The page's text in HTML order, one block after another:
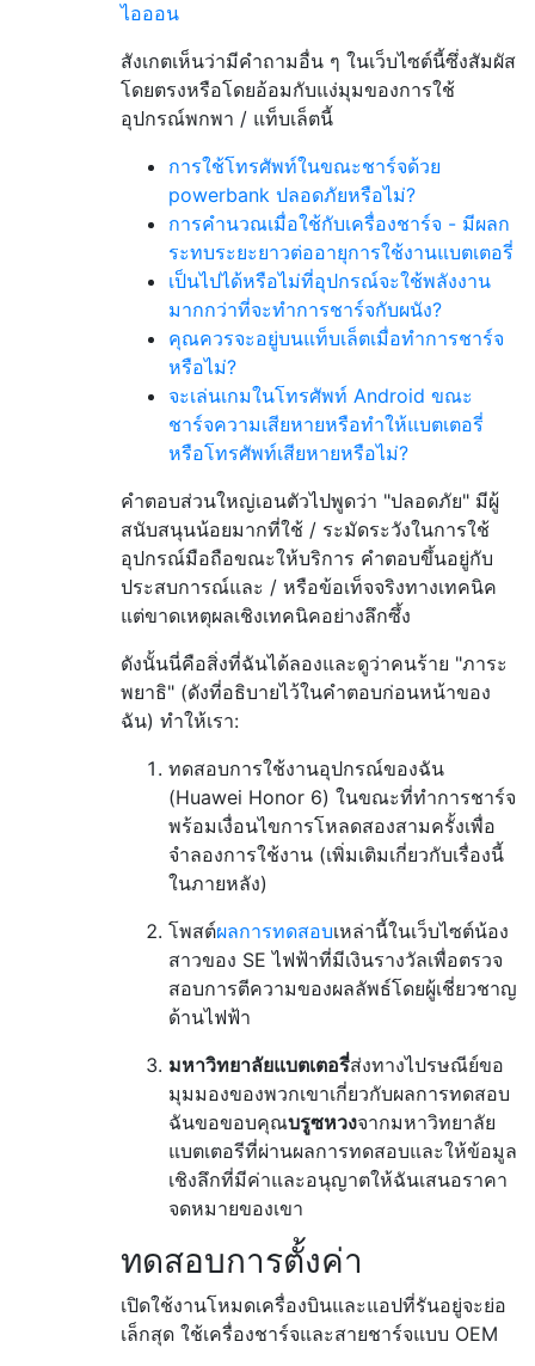
ไอออน
สังเกตเห็นว่ามีคำถามอื่น ๆ ในเว็บไซต์นี้ซึ่งสัมผัส
โดยตรงหรือโดยอ้อมกับแง่มุมของการใช้
อุปกรณ์พกพา / แท็บเล็ตนี้
การใช้โทรศัพท์ในขณะชาร์จด้วย
powerbank ปลอดภัยหรือไม่?
การคำนวณเมื่อใช้กับเครื่องชาร์จ - มีผลก
ระทบระยะยาวต่ออายุการใช้งานแบตเตอรี่
เป็นไปได้หรือไม่ที่อุปกรณ์จะใช้พลังงาน
มากกว่าที่จะทำการชาร์จกับผนัง?
คุณควรจะอยู่บนแท็บเล็ตเมื่อทำการชาร์จ
หรือไม่?
จะเล่นเกมในโทรศัพท์ Android ขณะ
ชาร์จความเสียหายหรือทำให้แบตเตอรี่
หรือโทรศัพท์เสียหายหรือไม่?
คำตอบส่วนใหญ่เอนตัวไปพูดว่า "ปลอดภัย" มีผู้
สนับสนุนน้อยมากที่ใช้ / ระมัดระวังในการใช้
อุปกรณ์มือถือขณะให้บริการ คำตอบขึ้นอยู่กับ
ประสบการณ์และ / หรือข้อเท็จจริงทางเทคนิค
แต่ขาดเหตุผลเชิงเทคนิคอย่างลึกซึ้ง
ดังนั้นนี่คือสิ่งที่ฉันได้ลองและดูว่าคนร้าย "ภาระ
พยาธิ" (ดังที่อธิบายไว้ในคำตอบก่อนหน้าของ
ฉัน) ทำให้เรา:
ทดสอบการใช้งานอุปกรณ์ของฉัน
(Huawei Honor 6) ในขณะที่ทำการชาร์จ
พร้อมเงื่อนไขการโหลดสองสามครั้งเพื่อ
จำลองการใช้งาน (เพิ่มเติมเกี่ยวกับเรื่องนี้
ในภายหลัง)
โพสต์ผลการทดสอบเหล่านี้ในเว็บไซต์น้อง
สาวของ SE ไฟฟ้าที่มีเงินรางวัลเพื่อตรวจ
สอบการตีความของผลลัพธ์โดยผู้เชี่ยวชาญ
ด้านไฟฟ้า
มหาวิทยาลัยแบตเตอรี่ส่งทางไปรษณีย์ขอ
มุมมองของพวกเขาเกี่ยวกับผลการทดสอบ
ฉันขอขอบคุณบรูซหวงจากมหาวิทยาลัย
แบตเตอรีที่ผ่านผลการทดสอบและให้ข้อมูล
เชิงลึกที่มีค่าและอนุญาตให้ฉันเสนอราคา
จดหมายของเขา
ทดสอบการตั้งค่า
เปิดใช้งานโหมดเครื่องบินและแอปที่รันอยู่จะย่อ
เล็กสุด ใช้เครื่องชาร์จและสายชาร์จแบบ OEM